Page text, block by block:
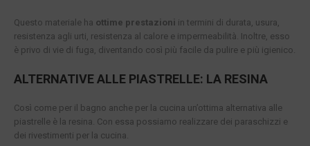
Questo materiale ha ottime prestazioni in termini di durata, usura,
resistenza agli urti, resistenza al calore e impermeabilità. Inoltre, esso
è privo di vie di fuga, diventando così più facile da pulire e più igienico.
ALTERNATIVE ALLE PIASTRELLE: LA RESINA
Così come per il bagno anche per la cucina un’ottima alternativa alle
piastrelle è la resina. Con essa possiamo realizzare dei paraschizzi e
dei rivestimenti per la cucina.